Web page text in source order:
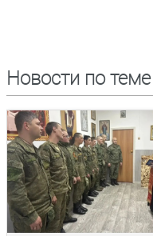
Новости по теме